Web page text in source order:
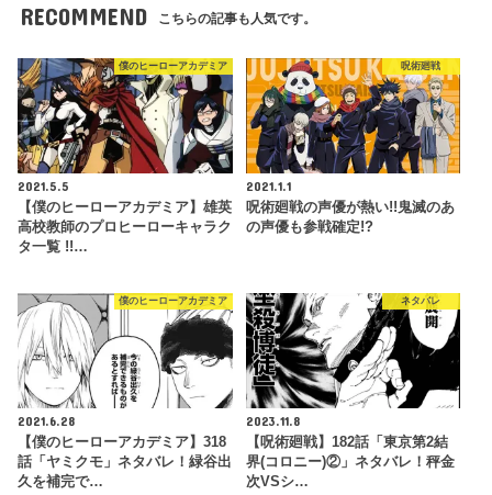
RECOMMEND こちらの記事も人気です。
僕のヒーローアカデミア
2021.5.5
【僕のヒーローアカデミア】雄英
高校教師のプロヒーローキャラク
タ一覧 !!…
呪術廻戦
2021.1.1
呪術廻戦の声優が熱い!!鬼滅のあ
の声優も参戦確定!?
僕のヒーローアカデミア
2021.6.28
【僕のヒーローアカデミア】318
話「ヤミクモ」ネタバレ！緑谷出
久を補完で…
ネタバレ
2023.11.8
【呪術廻戦】182話「東京第2結
界(コロニー)②」ネタバレ！秤金
次VSシ…